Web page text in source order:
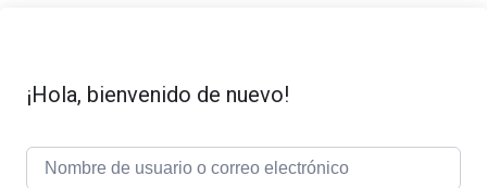
¡Hola, bienvenido de nuevo!